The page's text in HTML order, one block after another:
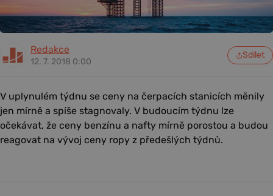
Redakce
12. 7. 2018 0:00
Sdílet
V uplynulém týdnu se ceny na čerpacích stanicích měnily
jen mírně a spíše stagnovaly. V budoucím týdnu lze
očekávat, že ceny benzínu a nafty mírně porostou a budou
reagovat na vývoj ceny ropy z předešlých týdnů.